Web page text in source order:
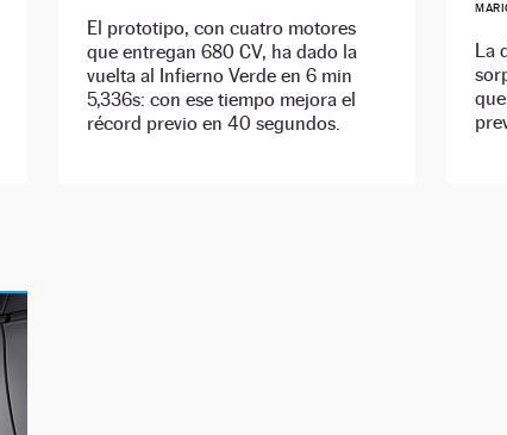
El prototipo, con cuatro motores
que entregan 680 CV, ha dado la
vuelta al Infierno Verde en 6 min
5,336s: con ese tiempo mejora el
récord previo en 40 segundos.
La